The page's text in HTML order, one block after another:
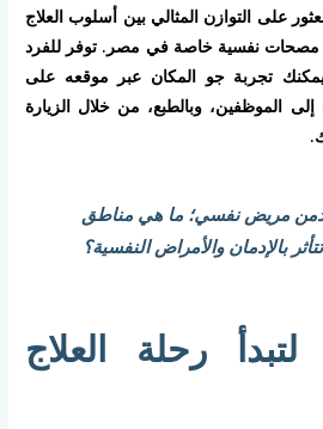
على التوازن المثالي بين أسلوب العلاج
مصحات نفسية خاصة في مصر. توفر للفرد
يمكنك تجربة جو المكان عبر موقعه على
الموظفين، وبالطبع، من خلال الزيارة
مريض نفسي؛ ما هي مناطق
بالإدمان والأمراض النفسية؟
رحلة العلاج